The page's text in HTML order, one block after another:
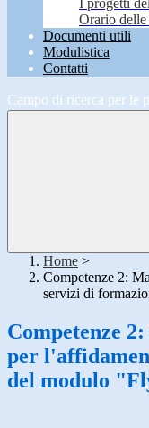
I progetti
Orario
Documenti utili
Modulistica
Contatti
Campo di ricerca per le
Home >
Competenze 2:
servizi di
Competenze
per
del modulo